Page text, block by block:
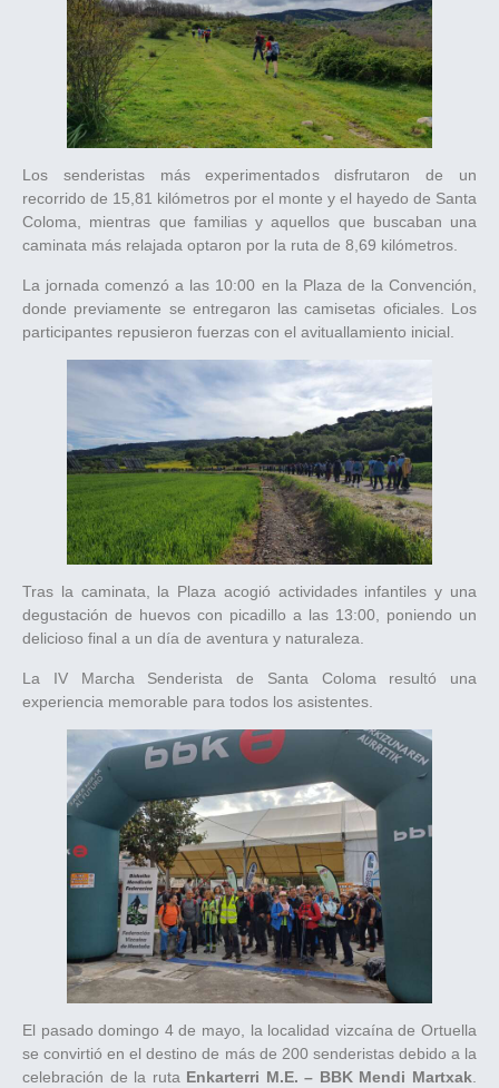
Los senderistas más experimentados disfrutaron de un
recorrido de 15,81 kilómetros por el monte y el hayedo de Santa
Coloma, mientras que familias y aquellos que buscaban una
caminata más relajada optaron por la ruta de 8,69 kilómetros.
La jornada comenzó a las 10:00 en la Plaza de la Convención,
donde previamente se entregaron las camisetas oficiales. Los
participantes repusieron fuerzas con el avituallamiento inicial.
Tras la caminata, la Plaza acogió actividades infantiles y una
degustación de huevos con picadillo a las 13:00, poniendo un
delicioso final a un día de aventura y naturaleza.
La IV Marcha Senderista de Santa Coloma resultó una
experiencia memorable para todos los asistentes.
El pasado domingo 4 de mayo, la localidad vizcaína de Ortuella
se convirtió en el destino de más de 200 senderistas debido a la
celebración de la ruta Enkarterri M.E. – BBK Mendi Martxak